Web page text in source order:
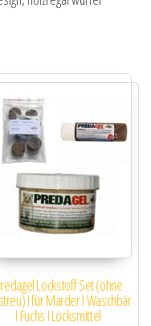
Lockstoff Set (ohne
I für Marder I Waschbär
I Fuchs I Locksmittel